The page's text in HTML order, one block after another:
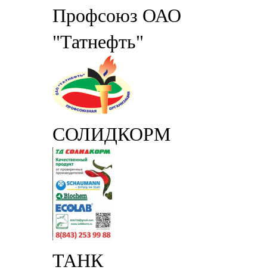
Профсоюз ОАО
"Татнефть"
СОЛИДКОРМ
ТАНК